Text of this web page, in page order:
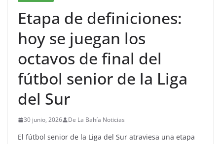
Etapa de definiciones:
hoy se juegan los
octavos de final del
fútbol senior de la Liga
del Sur
30 junio, 2026 De La Bahía Noticias
El fútbol senior de la Liga del Sur atraviesa una etapa